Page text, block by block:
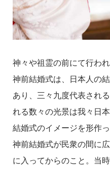
神々や祖霊の前にて行わ
神前結婚式は、日本人の
あり、三々九度代表され
れる数々の光景は我々日
結婚式のイメージを形作っ
神前結婚式が民衆の間に
に入ってからのこと。当